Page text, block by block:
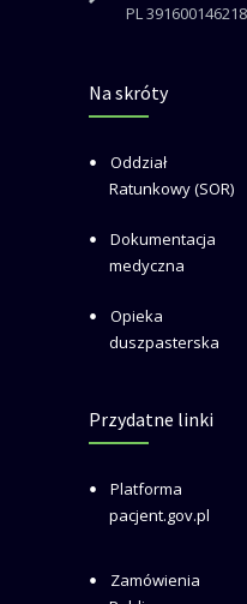
PL
Na skróty
Oddział
Ratunkowy (SOR)
Dokumentacja
medyczna
Opieka
duszpasterska
Przydatne linki
Platforma
pacjent.gov.pl
Zamówienia